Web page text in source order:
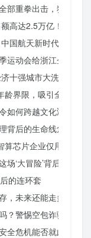
部重拳出击，犯罪团
高达2.5万亿！你还在
国航天新时代即将开
运动会给浙江企业带
十强城市大洗牌
龄界限，吸引全民观影
何跨越文化鸿沟？
后的生命线危机
芯片企业仅用一周
‘大冒险’背后藏着什
的连环套
未来还能走多远？
警惕空包诈骗
危机能否就此终结？